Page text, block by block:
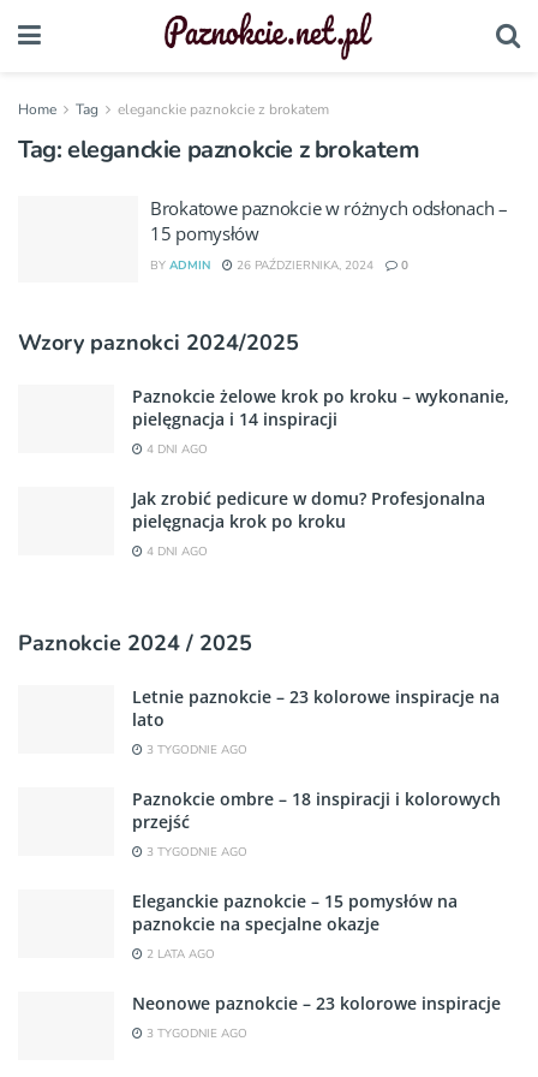
Home Tag eleganckie paznokcie z brokatem
Tag:eleganckie paznokcie z brokatem
Brokatowe paznokcie w różnych odsłonach –
15 pomysłów
BY ADMIN 26 PAŹDZIERNIKA, 2024 0
Wzory paznokci 2024/2025
Paznokcie żelowe krok po kroku – wykonanie,
pielęgnacja i 14 inspiracji
4 DNI AGO
Jak zrobić pedicure w domu? Profesjonalna
pielęgnacja krok po kroku
4 DNI AGO
Paznokcie 2024 / 2025
Letnie paznokcie – 23 kolorowe inspiracje na
lato
3 TYGODNIE AGO
Paznokcie ombre – 18 inspiracji i kolorowych
przejść
3 TYGODNIE AGO
Eleganckie paznokcie – 15 pomysłów na
paznokcie na specjalne okazje
2 LATA AGO
Neonowe paznokcie – 23 kolorowe inspiracje
3 TYGODNIE AGO